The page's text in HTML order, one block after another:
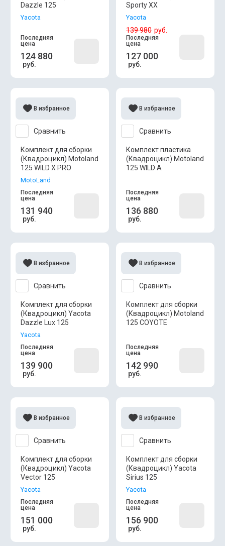
Dazzle 125
Yacota
Последняя
цена
124 880
руб.
Sporty XX
Yacota
139 980 руб.
Последняя
цена
127 000
руб.
Сравнить
В избранное
Комплект для сборки
(Квадроцикл) Motoland
125 WILD X PRO
MotoLand
Последняя
цена
131 940
руб.
Сравнить
В избранное
Комплект пластика
(Квадроцикл) Motoland
125 WILD A
Последняя
цена
136 880
руб.
Сравнить
В избранное
Комплект для сборки
(Квадроцикл) Yacota
Dazzle Lux 125
Yacota
Последняя
цена
139 900
руб.
Сравнить
В избранное
Комплект для сборки
(Квадроцикл) Motoland
125 COYOTE
Последняя
цена
142 990
руб.
Сравнить
В избранное
Комплект для сборки
(Квадроцикл) Yacota
Vector 125
Yacota
Последняя
цена
151 000
руб.
Сравнить
В избранное
Комплект для сборки
(Квадроцикл) Yacota
Sirius 125
Yacota
Последняя
цена
156 900
руб.